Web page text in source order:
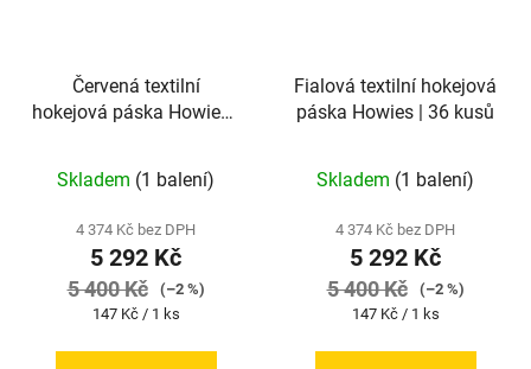
Červená textilní
hokejová páska Howies |
Skladem (1 balení)
4 374 Kč bez DPH
5 292 Kč
5 400 Kč
(–2 %)
Měrná
147 Kč / 1 ks
Fialová textilní hokejová
páska Howies | 36 kusů
Skladem (1 balení)
4 374 Kč bez DPH
5 292 Kč
5 400 Kč
(–2 %)
Měrná
147 Kč / 1 ks